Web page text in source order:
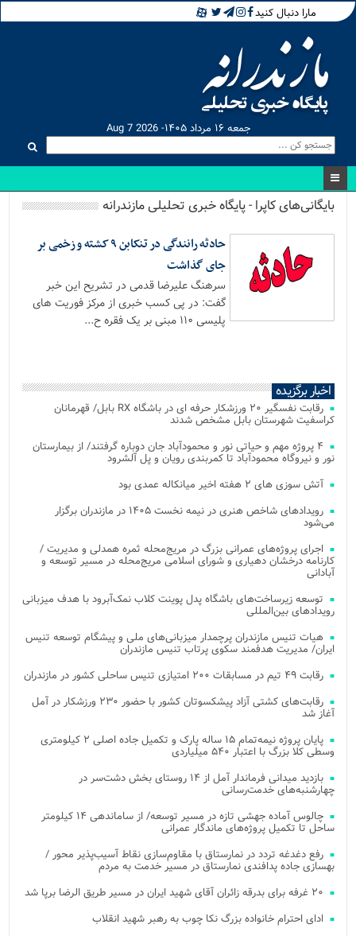
مارا دنبال کنید
جمعه ۱۶ مرداد ۱۴۰۵- Aug 7 2026
بایگانی‌های کاپرا - پایگاه خبری تحلیلی مازندرانه
حادثه رانندگی در تنکابن ۹ کشته و زخمی بر
جای گذاشت
سرهنگ علیرضا قدمی در تشریح این خبر
گفت: در پی کسب خبری از مرکز فوریت های
پلیسی ۱۱۰ مبنی بر یک فقره ح...
اخبار برگزیده
رقابت نفسگیر ۲۰ ورزشکار حرفه ای در باشگاه RX بابل/ قهرمانان
کراسفیت شهرستان بابل مشخص شدند
۴ پروژه مهم و حیاتی نور و محمودآباد جان دوباره گرفتند/ از بیمارستان
نور و نیروگاه محمودآباد تا کمربندی رویان و پل آلشرود
آتش‌ سوزی‌ های ۲ هفته اخیر میانکاله عمدی بود
رویدادهای شاخص هنری در نیمه نخست ۱۴۰۵ در مازندران برگزار
می‌شود
اجرای پروژه‌های عمرانی بزرگ در مریج‌محله ثمره همدلی و مدیریت /
کارنامه درخشان دهیاری و شورای اسلامی مریج‌محله در مسیر توسعه و
آبادانی
توسعه زیرساخت‌های باشگاه پدل پوینت کلاب نمک‌آبرود با هدف میزبانی
رویدادهای بین‌المللی
هیات تنیس مازندران پرچمدار میزبانی‌های ملی و پیشگام توسعه تنیس
ایران/ مدیریت هدفمند سکوی پرتاب تنیس مازندران
رقابت ۴۹ تیم در مسابقات ۲۰۰ امتیازی تنیس ساحلی کشور در مازندران
رقابت‌های کشتی آزاد پیشکسوتان کشور با حضور ۲۳۰ ورزشکار در آمل
آغاز شد
پایان پروژه نیمه‌تمام ۱۵ ساله پارک و تکمیل جاده اصلی ۲ کیلومتری
وسطی کلا بزرگ با اعتبار ۵۴۰ میلیاردی
بازدید میدانی فرماندار آمل از ۱۴ روستای بخش دشت‌سر در
چهارشنبه‌های خدمت‌رسانی
چالوس آماده جهشی تازه در مسیر توسعه/ از ساماندهی ۱۴ کیلومتر
ساحل تا تکمیل پروژه‌های ماندگار عمرانی
رفع دغدغه تردد در نمارستاق با مقاوم‌سازی نقاط آسیب‌پذیر محور /
بهسازی جاده پدافندی نمارستاق در مسیر خدمت به مردم
۲۰ غرفه برای بدرقه زائران آقای شهید ایران در مسیر طریق الرضا برپا شد
ادای احترام خانواده بزرگ نکا چوب به رهبر شهید انقلاب